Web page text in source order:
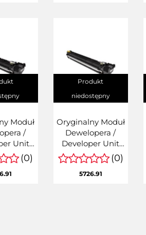
Moduł
/
Unit
Canon
DX
(0)
Produkt
niedostępny
Oryginalny Moduł
Dewelopera /
Developer Unit
Yellow Canon
imageRUNNER
ADVANCE DX
(0)
5726.91